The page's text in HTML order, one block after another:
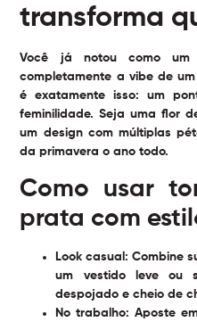
transforma
Você já notou como um
completamente a vibe de
é exatamente isso: um
feminilidade. Seja uma flor
um design com múltiplas
da primavera o ano todo.
Como usar
prata com
Look casual: Combine
um vestido leve ou
despojado e cheio de
No trabalho: Aposte